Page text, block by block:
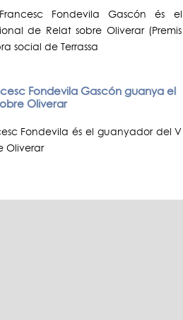
Fondevila Gascón és el
de Relat sobre Oliverar (Premis
social de Terrassa
Fondevila Gascón guanya el
Oliverar
Fondevila és el guanyador del V
Oliverar